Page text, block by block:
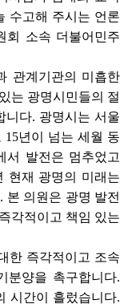
수고해 주시는 언론
회 소속 더불어민주
관계기관의 미흡한
는 광명시민들의 절
니다. 광명시는 서울
년이 넘는 세월 동
서 발전은 멈추었고
현재 광명의 미래는
본 의원은 광명 발전
각적이고 책임 있는
한 즉각적이고 조속
분양을 촉구합니다.
시간이 흘렀습니다.